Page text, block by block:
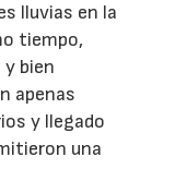
lluvias en la
tiempo,
bien
apenas
y llegado
una